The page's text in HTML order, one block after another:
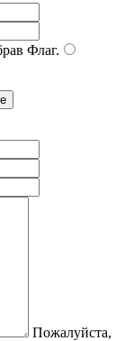
Флаг.
Пожалуйста,